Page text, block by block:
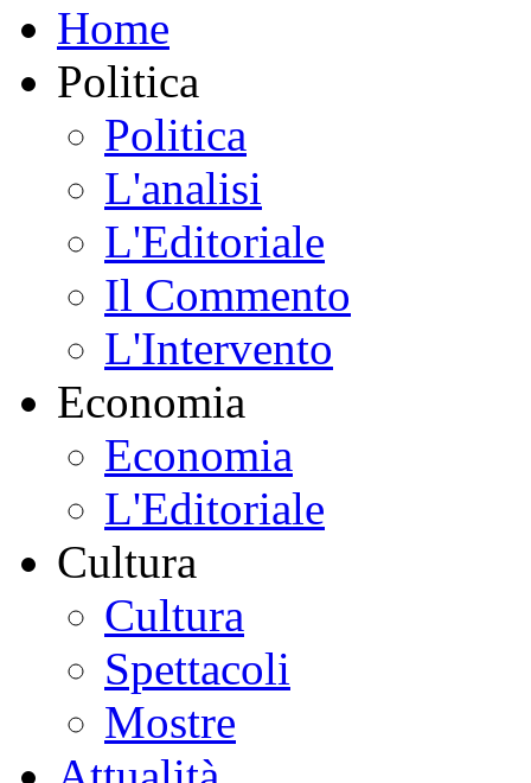
Home
Politica
Politica
L'analisi
L'Editoriale
Il Commento
L'Intervento
Economia
Economia
L'Editoriale
Cultura
Cultura
Spettacoli
Mostre